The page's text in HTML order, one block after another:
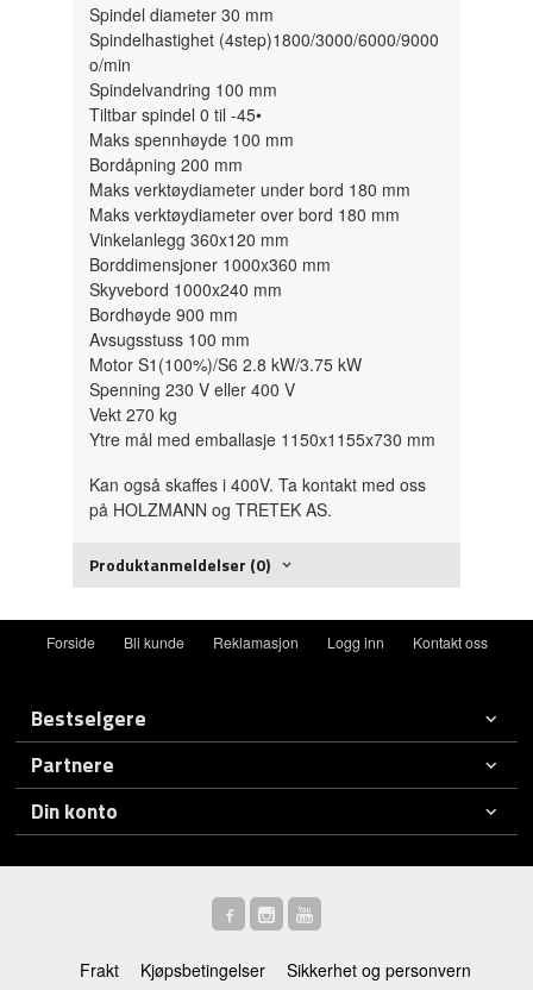
Spindel diameter 30 mm
Spindelhastighet (4step)1800/3000/6000/9000
o/min
Spindelvandring 100 mm
Tiltbar spindel 0 til -45•
Maks spennhøyde 100 mm
Bordåpning 200 mm
Maks verktøydiameter under bord 180 mm
Maks verktøydiameter over bord 180 mm
Vinkelanlegg 360x120 mm
Borddimensjoner 1000x360 mm
Skyvebord 1000x240 mm
Bordhøyde 900 mm
Avsugsstuss 100 mm
Motor S1(100%)/S6 2.8 kW/3.75 kW
Spenning 230 V eller 400 V
Vekt 270 kg
Ytre mål med emballasje 1150x1155x730 mm
Kan også skaffes i 400V. Ta kontakt med oss
på HOLZMANN og TRETEK AS.
Produktanmeldelser (0)
Forside Bli kunde Reklamasjon Logg inn Kontakt oss
Bestselgere
Partnere
Din konto
Frakt Kjøpsbetingelser Sikkerhet og personvern